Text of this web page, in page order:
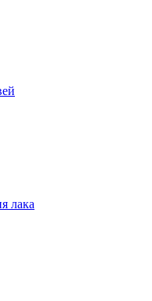
лака